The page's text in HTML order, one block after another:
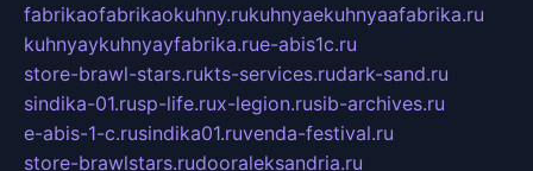
fabrikaofabrikaokuhny.rukuhnyaekuhnyaafabrika.ru
kuhnyaykuhnyayfabrika.rue-abis1c.ru
store-brawl-stars.rukts-services.rudark-sand.ru
sindika-01.rusp-life.rux-legion.rusib-archives.ru
e-abis-1-c.rusindika01.ruvenda-festival.ru
store-brawlstars.rudooraleksandria.ru